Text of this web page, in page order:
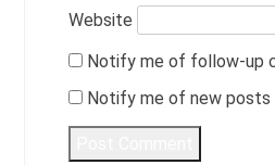
Website
Notify me of follow-up
Notify me of new posts